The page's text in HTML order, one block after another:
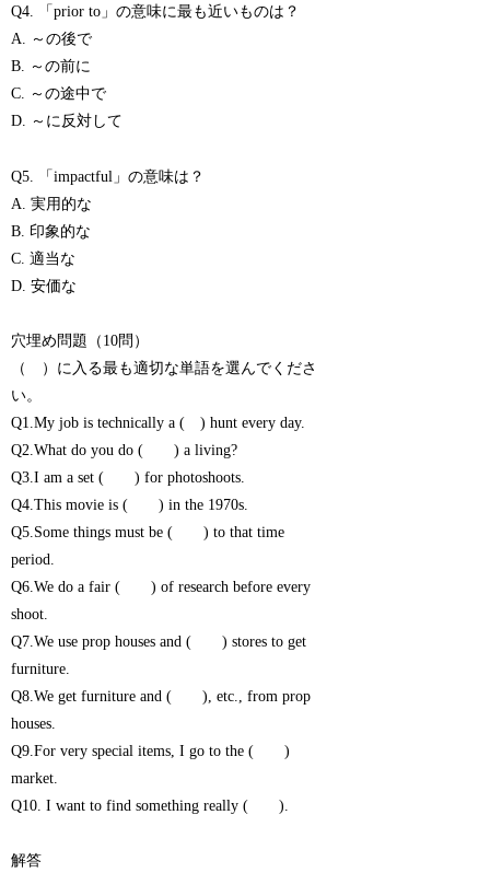
Q4. 「prior to」の意味に最も近いものは？
A. ～の後で
B. ～の前に
C. ～の途中で
D. ～に反対して
Q5. 「impactful」の意味は？
A. 実用的な
B. 印象的な
C. 適当な
D. 安価な
穴埋め問題（10問）
（ ）に入る最も適切な単語を選んでくださ
い。
Q1.My job is technically a ( ) hunt every day.
Q2.What do you do ( ) a living?
Q3.I am a set ( ) for photoshoots.
Q4.This movie is ( ) in the 1970s.
Q5.Some things must be ( ) to that time
period.
Q6.We do a fair ( ) of research before every
shoot.
Q7.We use prop houses and ( ) stores to get
furniture.
Q8.We get furniture and ( ), etc., from prop
houses.
Q9.For very special items, I go to the ( )
market.
Q10. I want to find something really ( ).
解答